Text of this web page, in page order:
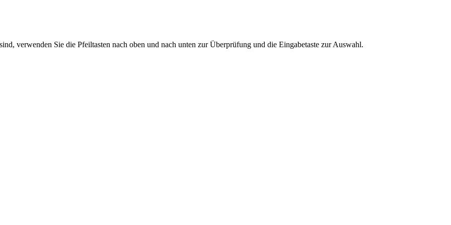
verwenden Sie die Pfeiltasten nach oben und nach unten zur Überprüfung und die Eingabetaste zur Auswahl.